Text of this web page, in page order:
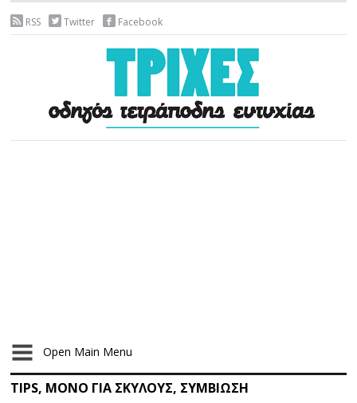
RSS Twitter Facebook
Open Main Menu
TIPS, ΜΟΝΟ ΓΙΑ ΣΚΥΛΟΥΣ, ΣΥΜΒΙΩΣΗ